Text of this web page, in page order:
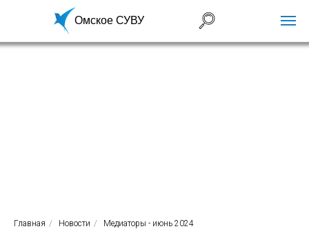
Омское СУВУ
Главная / Новости / Медиаторы - июнь 2024